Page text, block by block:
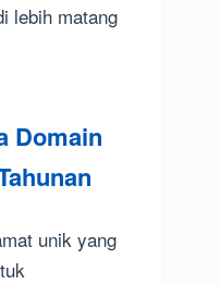
lebih matang
Domain
unik yang